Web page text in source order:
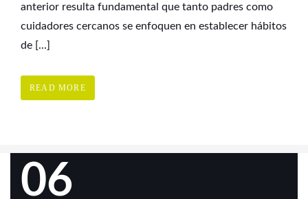
anterior resulta fundamental que tanto padres como
cuidadores cercanos se enfoquen en establecer hábitos
de [...]
READ MORE
06